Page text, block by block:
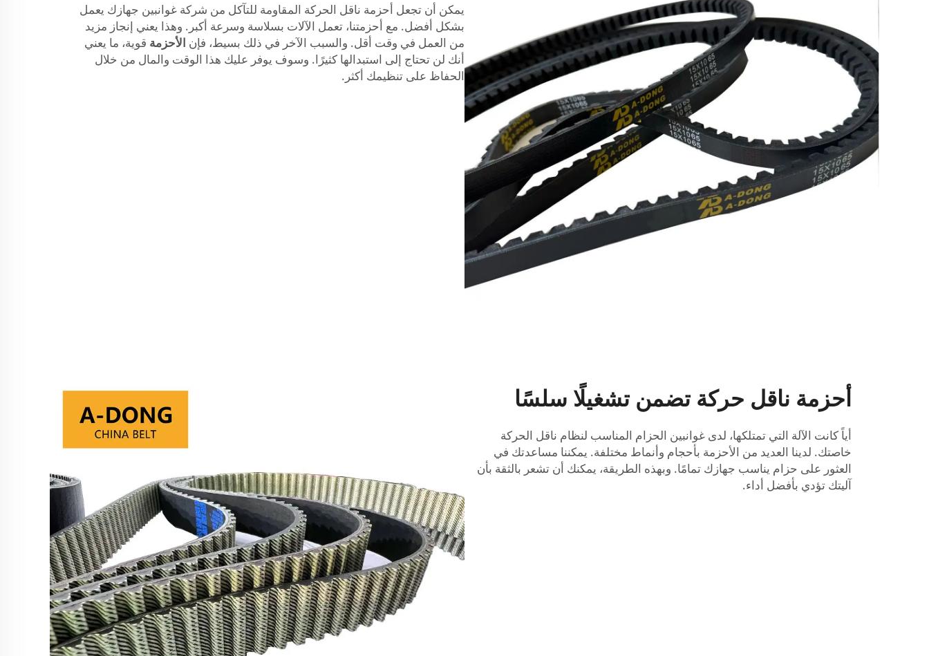
يمكن أن تجعل أحزمة ناقل الحركة المقاومة للتآكل من شركة غوانبين جهازك يعمل
بشكل أفضل. مع أحزمتنا، تعمل الآلات بسلاسة وسرعة أكبر. وهذا يعني إنجاز مزيد
من العمل في وقت أقل. والسبب الآخر في ذلك بسيط، فإن الأحزمة قوية، ما يعني
أنك لن تحتاج إلى استبدالها كثيرًا. وسوف يوفر عليك هذا الوقت والمال من خلال
الحفاظ على تنظيمك أكثر.
أحزمة ناقل حركة تضمن تشغيلًا سلسًا
أياً كانت الآلة التي تمتلكها، لدى غوانبين الحزام المناسب لنظام ناقل الحركة
خاصتك. لدينا العديد من الأحزمة بأحجام وأنماط مختلفة. يمكننا مساعدتك في
العثور على حزام يناسب جهازك تمامًا. وبهذه الطريقة، يمكنك أن تشعر بالثقة بأن
آليتك تؤدي بأفضل أداء.